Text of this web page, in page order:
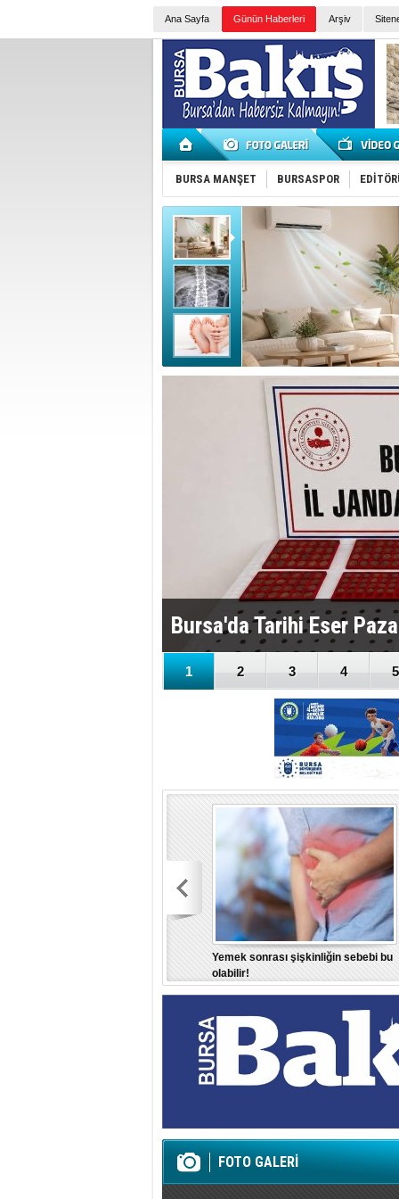
Ana Sayfa Günün Haberleri Arşiv
BURSA MANŞET BURSASPOR
Bursa'da Tarihi Eser
1 2 3 4 5
Yemek sonrası şişkinliğin sebebi bu
olabilir!
FOTO GALERİ